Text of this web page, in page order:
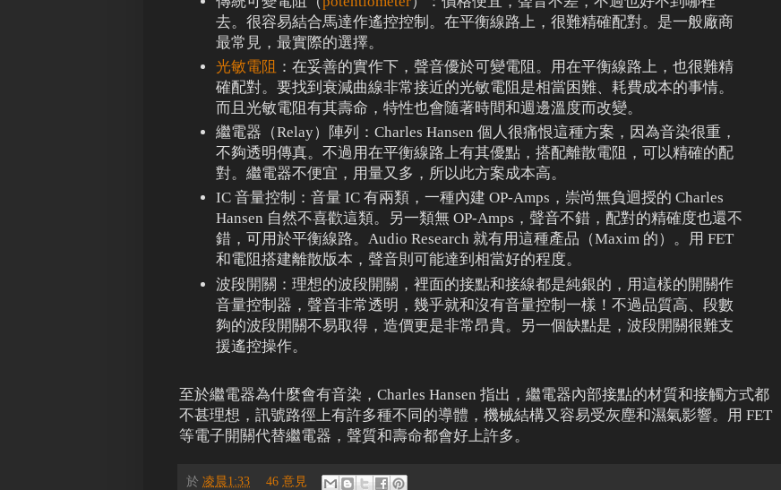
去。很容易結合馬達作遙控控制。在平衡線路上，很難精確配對。是一般廠商
最常見，最實際的選擇。
光敏電阻 ：在妥善的實作下，聲音優於可變電阻。用在平衡線路上，也很難精
確配對。要找到衰減曲線非常接近的光敏電阻是相當困難、耗費成本的事情。
而且光敏電阻有其壽命，特性也會隨著時間和週邊溫度而改變。
繼電器（Relay）陣列：Charles Hansen 個人很痛恨這種方案，因為音染很重，
不夠透明傳真。不過用在平衡線路上有其優點，搭配離散電阻，可以精確的配
對。繼電器不便宜，用量又多，所以此方案成本高。
IC 音量控制：音量 IC 有兩類，一種內建 OP-Amps，崇尚無負迴授的 Charles
Hansen 自然不喜歡這類。另一類無 OP-Amps，聲音不錯，配對的精確度也還不
錯，可用於平衡線路。Audio Research 就有用這種產品（Maxim 的）。用 FET
和電阻搭建離散版本，聲音則可能達到相當好的程度。
波段開關：理想的波段開關，裡面的接點和接線都是純銀的，用這樣的開關作
音量控制器，聲音非常透明，幾乎就和沒有音量控制一樣！不過品質高、段數
夠的波段開關不易取得，造價更是非常昂貴。另一個缺點是，波段開關很難支
援遙控操作。
至於繼電器為什麼會有音染，Charles Hansen 指出，繼電器內部接點的材質和接觸方式都
不甚理想，訊號路徑上有許多種不同的導體，機械結構又容易受灰塵和濕氣影響。用 FET
等電子開關代替繼電器，聲質和壽命都會好上許多。
於 凌晨1:33
46 意見